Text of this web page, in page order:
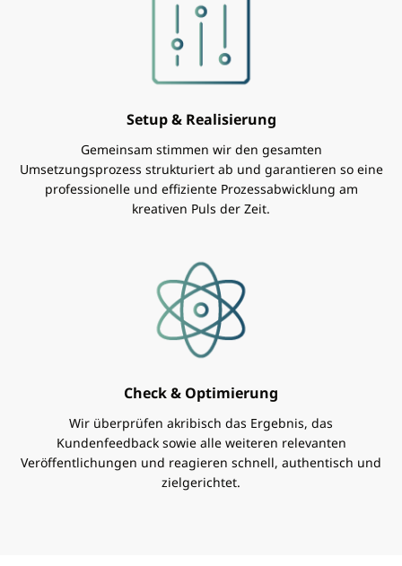
Setup & Realisierung
Gemeinsam stimmen wir den gesamten
Umsetzungsprozess strukturiert ab und garantieren so eine
professionelle und effiziente Prozessabwicklung am
kreativen Puls der Zeit.
Check & Optimierung
Wir überprüfen akribisch das Ergebnis, das
Kundenfeedback sowie alle weiteren relevanten
Veröffentlichungen und reagieren schnell, authentisch und
zielgerichtet.